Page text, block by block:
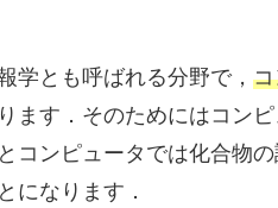
学とも呼ばれる分野で，
ます．そのためにはコン
コンピュータでは化合物
になります．